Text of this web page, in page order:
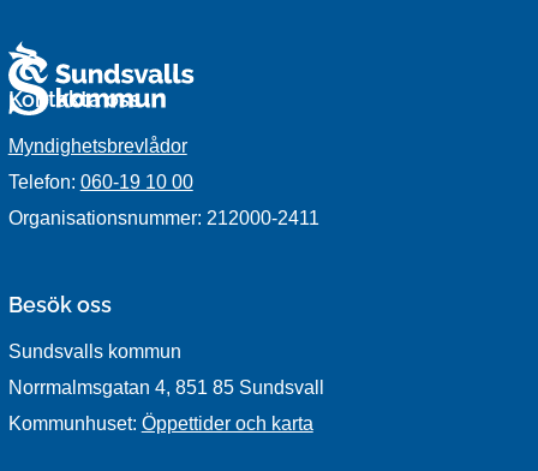
Kontakta oss
Myndighetsbrevlådor
Telefon: 060-19 10 00
Organisationsnummer: 212000-2411
Besök oss
Sundsvalls kommun
Norrmalmsgatan 4, 851 85 Sundsvall
Kommunhuset: Öppettider och karta